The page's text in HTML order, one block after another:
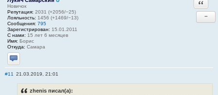
Новичок
Репутация: 2031 (+2056/−25)
Лояльность: 1456 (+1469/−13)
Сообщения: 795
Зарегистрирован: 15.01.2011
С нами: 15 лет 6 месяцев
Имя: Борис
Откуда: Самара
Отправить личное сообщение
−
#11 21.03.2019, 21:01
zhenis писал(а):